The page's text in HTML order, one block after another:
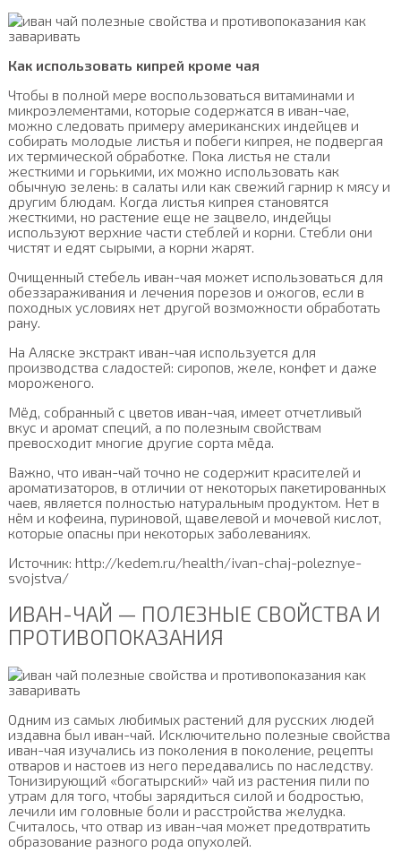
Как использовать кипрей кроме чая
Чтобы в полной мере воспользоваться витаминами и
микроэлементами, которые содержатся в иван-чае,
можно следовать примеру американских индейцев и
собирать молодые листья и побеги кипрея, не подвергая
их термической обработке. Пока листья не стали
жесткими и горькими, их можно использовать как
обычную зелень: в салаты или как свежий гарнир к мясу и
другим блюдам. Когда листья кипрея становятся
жесткими, но растение еще не зацвело, индейцы
используют верхние части стеблей и корни. Стебли они
чистят и едят сырыми, а корни жарят.
Очищенный стебель иван-чая может использоваться для
обеззараживания и лечения порезов и ожогов, если в
походных условиях нет другой возможности обработать
рану.
На Аляске экстракт иван-чая используется для
производства сладостей: сиропов, желе, конфет и даже
мороженого.
Мёд, собранный с цветов иван-чая, имеет отчетливый
вкус и аромат специй, а по полезным свойствам
превосходит многие другие сорта мёда.
Важно, что иван-чай точно не содержит красителей и
ароматизаторов, в отличии от некоторых пакетированных
чаев, является полностью натуральным продуктом. Нет в
нём и кофеина, пуриновой, щавелевой и мочевой кислот,
которые опасны при некоторых заболеваниях.
Источник: http://kedem.ru/health/ivan-chaj-poleznye-
svojstva/
ИВАН-ЧАЙ — ПОЛЕЗНЫЕ СВОЙСТВА И
ПРОТИВОПОКАЗАНИЯ
Одним из самых любимых растений для русских людей
издавна был иван-чай. Исключительно полезные свойства
иван-чая изучались из поколения в поколение, рецепты
отваров и настоев из него передавались по наследству.
Тонизирующий «богатырский» чай из растения пили по
утрам для того, чтобы зарядиться силой и бодростью,
лечили им головные боли и расстройства желудка.
Считалось, что отвар из иван-чая может предотвратить
образование разного рода опухолей.